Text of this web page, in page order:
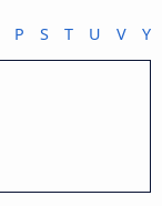
P S T U V Y